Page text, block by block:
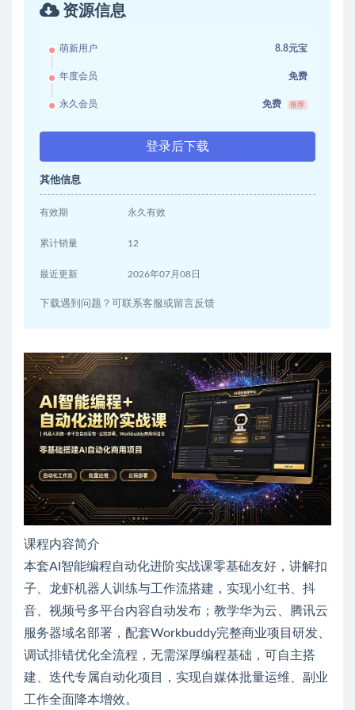
资源信息
萌新用户 8.8元宝
年度会员 免费
永久会员 免费 推荐
登录后下载
其他信息
有效期 永久有效
累计销量 12
最近更新 2026年07月08日
下载遇到问题？可联系客服或留言反馈
课程内容简介
本套AI智能编程自动化进阶实战课零基础友好，讲解扣
子、龙虾机器人训练与工作流搭建，实现小红书、抖
音、视频号多平台内容自动发布；教学华为云、腾讯云
服务器域名部署，配套Workbuddy完整商业项目研发、
调试排错优化全流程，无需深厚编程基础，可自主搭
建、迭代专属自动化项目，实现自媒体批量运维、副业
工作全面降本增效。